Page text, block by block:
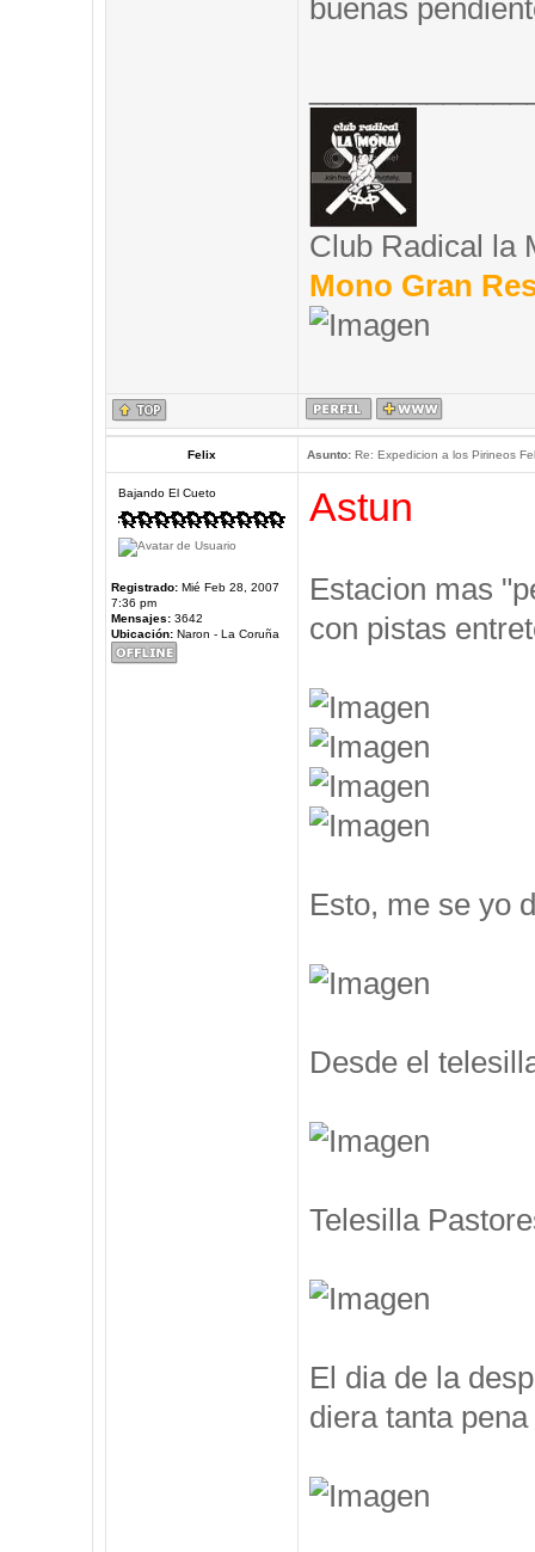
buenas
Club Radical la
Mono Gran
Felix Asunto:Re: Expedicion a los Pirineos
Bajando El Cueto
Registrado:Mié Feb 28, 2007
7:36 pm
Mensajes:3642
Ubicación:Naron - La Coruña
Astun
Estacion mas
con pistas
Esto, me se yo
Desde el
Telesilla
El dia de la
diera tanta